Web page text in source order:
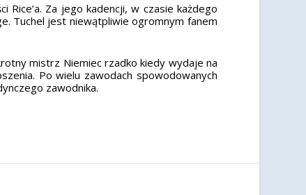
Rice’a. Za jego kadencji, w czasie każdego
Tuchel jest niewątpliwie ogromnym fanem
mistrz Niemiec rzadko kiedy wydaje na
Po wielu zawodach spowodowanych
zawodnika.